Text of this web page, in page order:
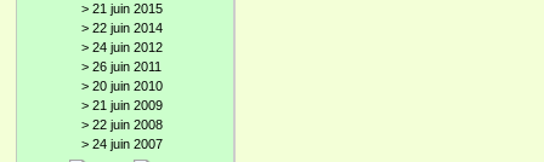
> 21 juin 2015
> 22 juin 2014
> 24 juin 2012
> 26 juin 2011
> 20 juin 2010
> 21 juin 2009
> 22 juin 2008
> 24 juin 2007